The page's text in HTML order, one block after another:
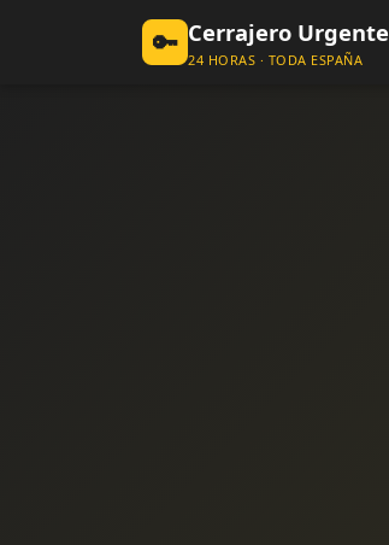
🔑 Cerrajero Urgente
24 HORAS · TODA ESPAÑA